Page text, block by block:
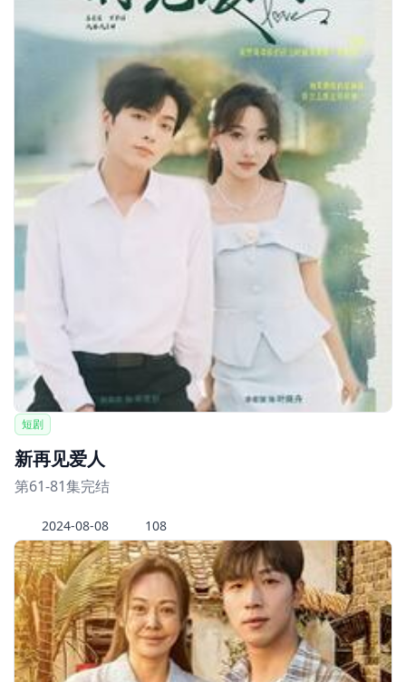
短剧
新再见爱人
第61-81集完结
2024-08-08 108